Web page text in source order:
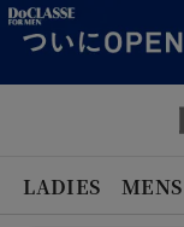
LADIES MENS